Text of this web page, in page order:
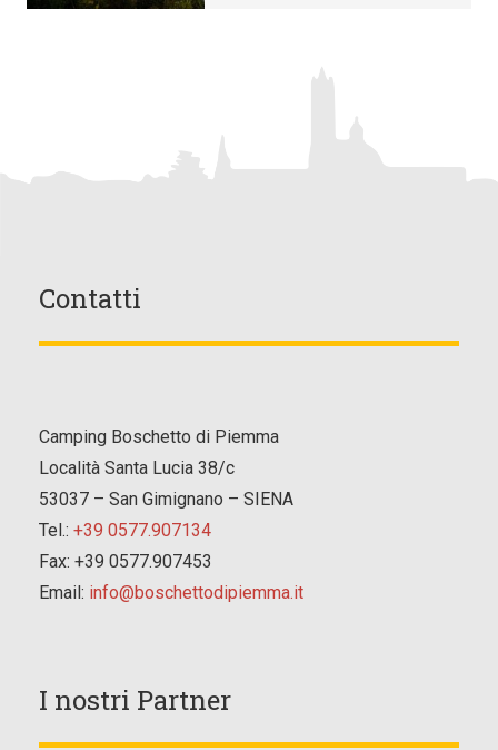
Contatti
Camping Boschetto di Piemma
Località Santa Lucia 38/c
53037 – San Gimignano – SIENA
Tel.: +39 0577.907134
Fax: +39 0577.907453
Email: info@boschettodipiemma.it
I nostri Partner